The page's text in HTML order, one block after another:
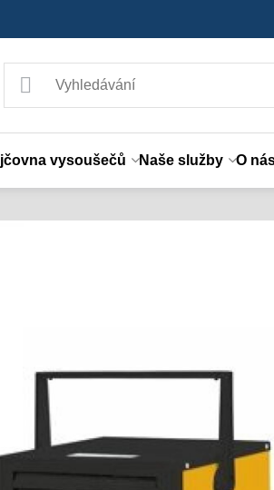
vysoušečů Naše služby O